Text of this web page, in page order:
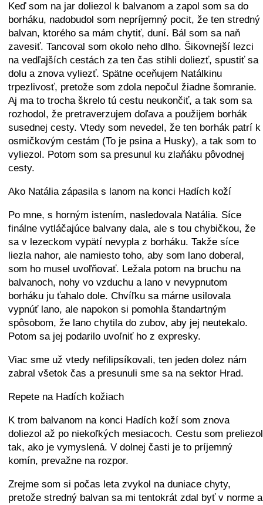
Keď som na jar doliezol k balvanom a zapol som sa do
borháku, nadobudol som nepríjemný pocit, že ten stredný
balvan, ktorého sa mám chytiť, duní. Bál som sa naň
zavesiť. Tancoval som okolo neho dlho. Šikovnejší lezci
na vedľajších cestách za ten čas stihli doliezť, spustiť sa
dolu a znova vyliezť. Spätne oceňujem Natálkinu
trpezlivosť, pretože som zdola nepočul žiadne šomranie.
Aj ma to trocha škrelo tú cestu neukončiť, a tak som sa
rozhodol, že pretraverzujem doľava a použijem borhák
susednej cesty. Vtedy som nevedel, že ten borhák patrí k
osmičkovým cestám (To je psina a Husky), a tak som to
vyliezol. Potom som sa presunul ku zlaňáku pôvodnej
cesty.
Ako Natália zápasila s lanom na konci Hadích koží
Po mne, s horným istením, nasledovala Natália. Síce
finálne vytláčajúce balvany dala, ale s tou chybičkou, že
sa v lezeckom vypätí nevypla z borháku. Takže síce
liezla nahor, ale namiesto toho, aby som lano doberal,
som ho musel uvoľňovať. Ležala potom na bruchu na
balvanoch, nohy vo vzduchu a lano v nevypnutom
borháku ju ťahalo dole. Chvíľku sa márne usilovala
vypnúť lano, ale napokon si pomohla štandartným
spôsobom, že lano chytila do zubov, aby jej neutekalo.
Potom sa jej podarilo uvoľniť ho z expresky.
Viac sme už vtedy nefilipsíkovali, ten jeden dolez nám
zabral všetok čas a presunuli sme sa na sektor Hrad.
Repete na Hadích kožiach
K trom balvanom na konci Hadích koží som znova
doliezol až po niekoľkých mesiacoch. Cestu som preliezol
tak, ako je vymyslená. V dolnej časti je to príjemný
komín, prevažne na rozpor.
Zrejme som si počas leta zvykol na duniace chyty,
pretože stredný balvan sa mi tentokrát zdal byť v norme a